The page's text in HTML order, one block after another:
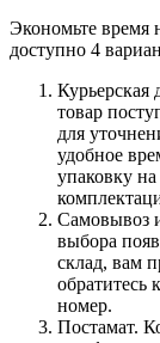
Экономьте время
доступно 4
Курьерская
товар
для
удобное
упаковку на
Самовывоз
выбора
склад, вам
обратитесь
номер.
Постамат.